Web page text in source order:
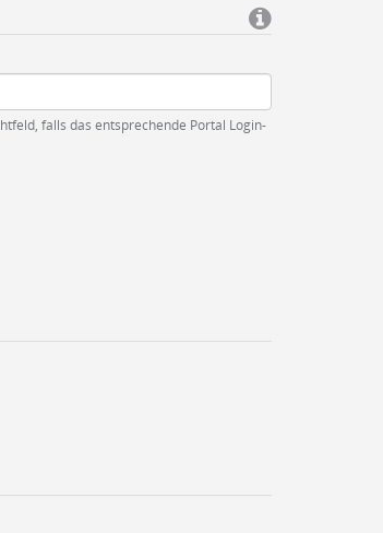
falls das entsprechende Portal Login-